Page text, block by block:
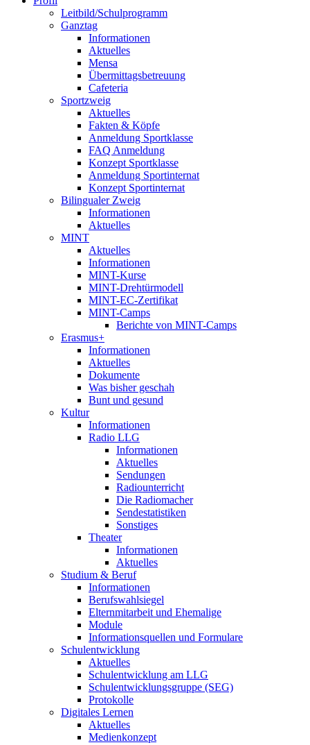
Leitbild/Schulprogramm
Ganztag
Informationen
Aktuelles
Mensa
Übermittagsbetreuung
Cafeteria
Sportzweig
Aktuelles
Fakten & Köpfe
Anmeldung Sportklasse
FAQ Anmeldung
Konzept Sportklasse
Anmeldung Sportinternat
Konzept Sportinternat
Bilingualer Zweig
Informationen
Aktuelles
MINT
Aktuelles
Informationen
MINT-Kurse
MINT-Drehtürmodell
MINT-EC-Zertifikat
MINT-Camps
Berichte von MINT-Camps
Erasmus+
Informationen
Aktuelles
Dokumente
Was bisher geschah
Bunt und gesund
Kultur
Informationen
Radio LLG
Informationen
Aktuelles
Sendungen
Radiounterricht
Die Radiomacher
Sendestatistiken
Sonstiges
Theater
Informationen
Aktuelles
Studium & Beruf
Informationen
Berufswahlsiegel
Elternmitarbeit und Ehemalige
Module
Informationsquellen und Formulare
Schulentwicklung
Aktuelles
Schulentwicklung am LLG
Schulentwicklungsgruppe (SEG)
Protokolle
Digitales Lernen
Aktuelles
Medienkonzept